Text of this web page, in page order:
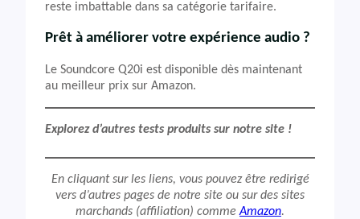
reste imbattable dans sa catégorie tarifaire.
Prêt à améliorer votre expérience audio ?
Le Soundcore Q20i est disponible dès maintenant
au meilleur prix sur Amazon.
Explorez d’autres tests produits sur notre site !
En cliquant sur les liens, vous pouvez être redirigé
vers d’autres pages de notre site ou sur des sites
marchands (affiliation) commeAmazon.